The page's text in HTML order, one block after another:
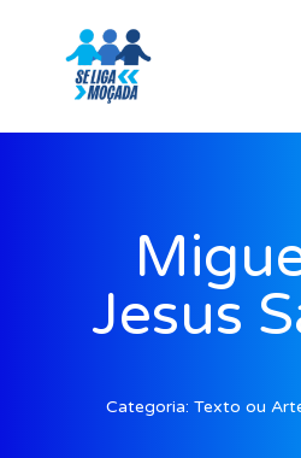
Jesus
Categoria:Texto ou